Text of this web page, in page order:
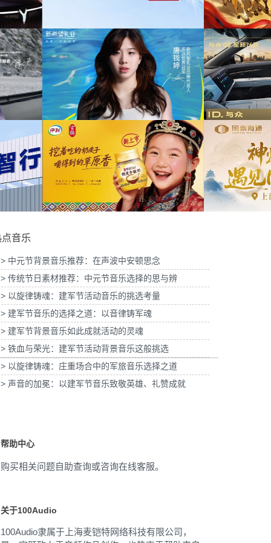
目提供音乐版权
为中信期货有限公司2026年中策略会提供音
为华为
传播项目提供音乐
为光明优加x上海博物馆马年限定礼盒宣传项
目提供音乐版权
为《
为大众汽车ID与众08 KOL摄影制作项目提供
音乐版权
为欣旺
奶TVC拍摄提供音
为国泰海通证券上海青浦分公司宣传项目提供
音乐版权
音乐
> 中元节背景音乐推荐：在声波中安顿思念
> 传统节日素材推荐：中元节音乐选择的思与辨
> 以旋律铸魂：建军节活动音乐的挑选考量
> 建军节音乐的选择之道：以音律铸军魂
> 建军节背景音乐如此成就活动的灵魂
> 铁血与荣光：建军节活动背景音乐这般挑选
> 以旋律铸魂：庄重场合中的军旅音乐选择之道
> 声音的加冕：以建军节音乐致敬英雄、礼赞成就
帮助中心
购买相关问题自助查询或咨询在线客服。
关于100Audio
100Audio隶属于上海麦铠特网络科技有限公司，